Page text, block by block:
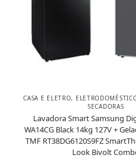
CASA E ELETRO,
SECADORAS
Lavadora Smart Samsung
WA14CG Black 14kg 127V +
TMF RT38DG6120S9FZ
Look Bivolt